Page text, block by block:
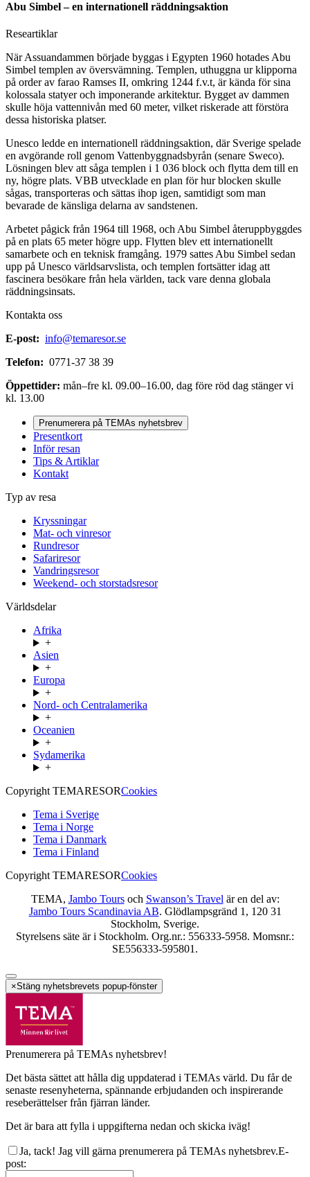
Abu Simbel – en internationell räddningsaktion
Researtiklar
När Assuandammen började byggas i Egypten 1960 hotades Abu
Simbel templen av översvämning. Templen, uthuggna ur klipporna
på order av farao Ramses II, omkring 1244 f.v.t, är kända för sina
kolossala statyer och imponerande arkitektur. Bygget av dammen
skulle höja vattennivån med 60 meter, vilket riskerade att förstöra
dessa historiska platser.
Unesco ledde en internationell räddningsaktion, där Sverige spelade
en avgörande roll genom Vattenbyggnadsbyrån (senare Sweco).
Lösningen blev att såga templen i 1 036 block och flytta dem till en
ny, högre plats. VBB utvecklade en plan för hur blocken skulle
sågas, transporteras och sättas ihop igen, samtidigt som man
bevarade de känsliga delarna av sandstenen.
Arbetet pågick från 1964 till 1968, och Abu Simbel återuppbyggdes
på en plats 65 meter högre upp. Flytten blev ett internationellt
samarbete och en teknisk framgång. 1979 sattes Abu Simbel sedan
upp på Unesco världsarvslista, och templen fortsätter idag att
fascinera besökare från hela världen, tack vare denna globala
räddningsinsats.
Kontakta oss
E-post: info@temaresor.se
Telefon: 0771-37 38 39
Öppettider: mån–fre kl. 09.00–16.00, dag före röd dag stänger vi
kl. 13.00
Prenumerera på TEMAs nyhetsbrev
Presentkort
Inför resan
Tips & Artiklar
Kontakt
Typ av resa
Kryssningar
Mat- och vinresor
Rundresor
Safariresor
Vandringsresor
Weekend- och storstadsresor
Världsdelar
Afrika
+
Asien
+
Europa
+
Nord- och Centralamerika
+
Oceanien
+
Sydamerika
+
Copyright TEMARESORCookies
Tema i Sverige
Tema i Norge
Tema i Danmark
Tema i Finland
Copyright TEMARESORCookies
TEMA, Jambo Toursoch Swanson’s Travelär en del av:
Jambo Tours Scandinavia AB. Glödlampsgränd 1, 120 31
Stockholm, Sverige.
Styrelsens säte är i Stockholm. Org.nr.: 556333-5958. Momsnr.:
SE556333-595801.
×Stäng nyhetsbrevets popup-fönster
Prenumerera på TEMAs nyhetsbrev!
Det bästa sättet att hålla dig uppdaterad i TEMAs värld. Du får de
senaste resenyheterna, spännande erbjudanden och inspirerande
reseberättelser från fjärran länder.
Det är bara att fylla i uppgifterna nedan och skicka iväg!
Ja, tack! Jag vill gärna prenumerera på TEMAs nyhetsbrev.E-
post: